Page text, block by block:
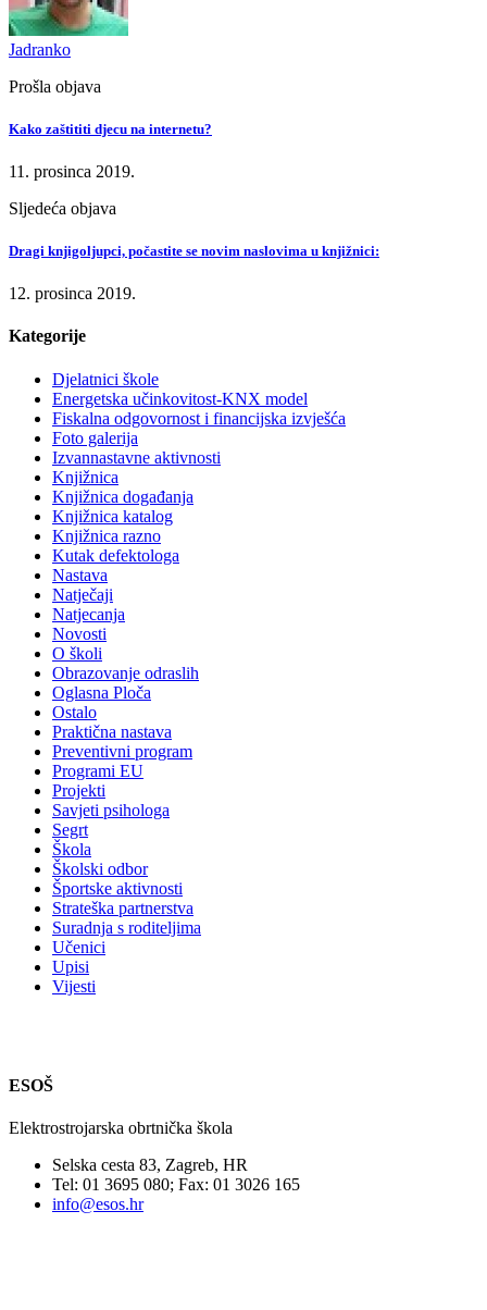
Jadranko
Prošla objava
Kako zaštititi djecu na internetu?
11. prosinca 2019.
Sljedeća objava
Dragi knjigoljupci, počastite se novim naslovima u knjižnici:
12. prosinca 2019.
Kategorije
Djelatnici škole
Energetska učinkovitost-KNX model
Fiskalna odgovornost i financijska izvješća
Foto galerija
Izvannastavne aktivnosti
Knjižnica
Knjižnica događanja
Knjižnica katalog
Knjižnica razno
Kutak defektologa
Nastava
Natječaji
Natjecanja
Novosti
O školi
Obrazovanje odraslih
Oglasna Ploča
Ostalo
Praktična nastava
Preventivni program
Programi EU
Projekti
Savjeti psihologa
Segrt
Škola
Školski odbor
Športske aktivnosti
Strateška partnerstva
Suradnja s roditeljima
Učenici
Upisi
Vijesti
ESOŠ
Elektrostrojarska obrtnička škola
Selska cesta 83, Zagreb, HR
Tel: 01 3695 080; Fax: 01 3026 165
info@esos.hr